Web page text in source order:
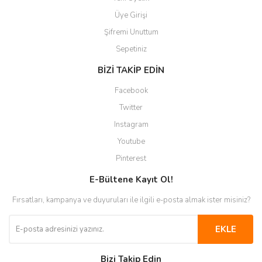
Üye Girişi
Şifremi Unuttum
Sepetiniz
BİZİ TAKİP EDİN
Facebook
Twitter
Instagram
Youtube
Pinterest
E-Bültene Kayıt Ol!
Fırsatları, kampanya ve duyuruları ile ilgili e-posta almak ister misiniz?
EKLE
Bizi Takip Edin